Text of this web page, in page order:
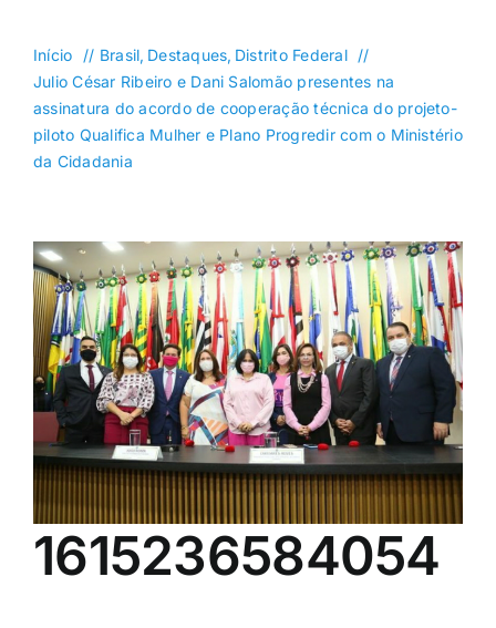
Goiás
Política
Saúde
Colunas e Blogs
Buscar
resultados
para:
Início Brasil Destaques Distrito Federal
Julio César Ribeiro e Dani Salomão presentes na
assinatura do acordo de cooperação técnica do projeto-
piloto Qualifica Mulher e Plano Progredir com o Ministério
da Cidadania
1615236584054